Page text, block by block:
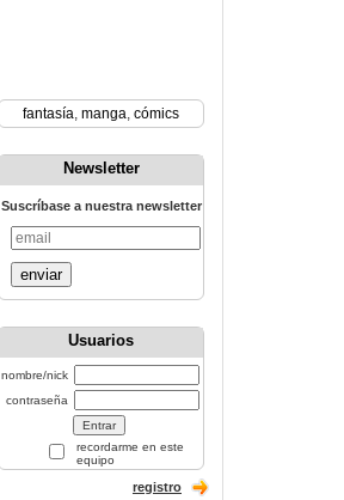
fantasía, manga, cómics
Newsletter
Suscríbase a nuestra newsletter
enviar
Usuarios
nombre/nick
contraseña
recordarme en este
equipo
registro